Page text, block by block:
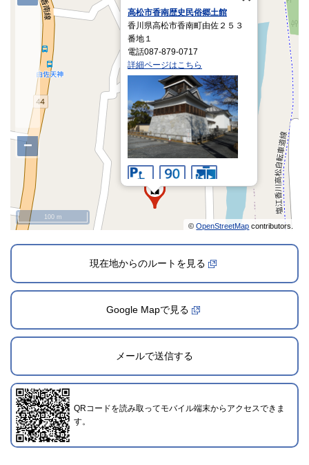
高松市香南歴史民俗郷土館
香川県高松市香南町由佐２５３
番地１
電話087-879-0717
詳細ページはこちら
2024年12月1日登録
−
©OpenStreetMap contributors.
100 m
現在地からのルートを見る
Google Mapで見る
メールで送信する
QRコードを読み取ってモバイル端末からアクセスできま
す。